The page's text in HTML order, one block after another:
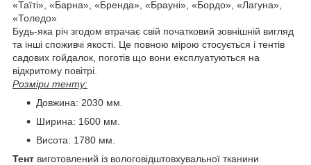
«Таїті», «Барна», «Бренда», «Брауні», «Бордо», «Лагуна»,
«Толедо»
Будь-яка річ згодом втрачає свій початковий зовнішній вигляд
та інші споживчі якості. Це повною мірою стосується і тентів
садових гойдалок, поготів що вони експлуатуються на
відкритому повітрі.
Розміри тенту:
Довжина: 2030 мм.
Ширина: 1600 мм.
Висота: 1780 мм.
Тент виготовлений із вологовідштовхувальної тканини